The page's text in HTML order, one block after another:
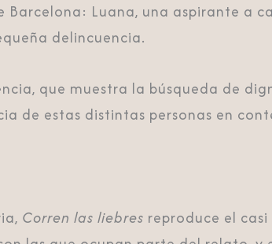
Luana, una aspirante a
delincuencia.
que muestra la búsqueda de
de estas distintas personas en
Corren las liebres reproduce el